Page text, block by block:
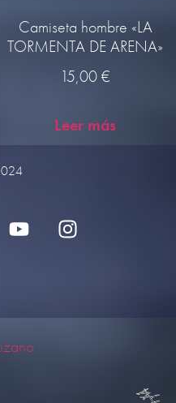
Camiseta hombre «LA
TORMENTA DE ARENA»
15,00€
Leer más